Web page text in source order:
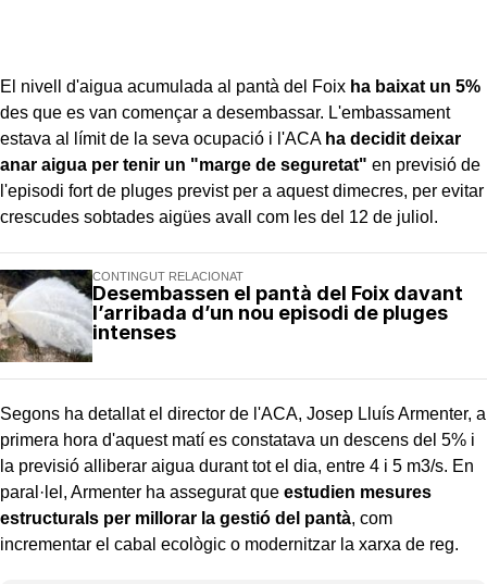
El nivell d'aigua acumulada al pantà del Foix ha baixat un 5%
des que es van començar a desembassar. L'embassament
estava al límit de la seva ocupació i l'ACA ha decidit deixar
anar aigua per tenir un "marge de seguretat" en previsió de
l'episodi fort de pluges previst per a aquest dimecres, per evitar
crescudes sobtades aigües avall com les del 12 de juliol.
CONTINGUT RELACIONAT
Desembassen el pantà del Foix davant
l’arribada d’un nou episodi de pluges
intenses
Segons ha detallat el director de l'ACA, Josep Lluís Armenter, a
primera hora d'aquest matí es constatava un descens del 5% i
la previsió alliberar aigua durant tot el dia, entre 4 i 5 m3/s. En
paral·lel, Armenter ha assegurat que estudien mesures
estructurals per millorar la gestió del pantà, com
incrementar el cabal ecològic o modernitzar la xarxa de reg.